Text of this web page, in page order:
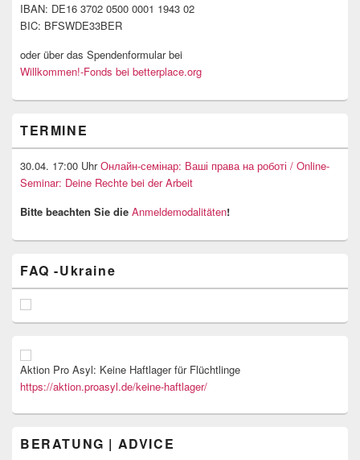
IBAN: DE16 3702 0500 0001 1943 02
BIC: BFSWDE33BER
oder über das Spendenformular bei
Willkommen!-Fonds bei betterplace.org
TERMINE
30.04. 17:00 UhrОнлайн-семінар: Ваші права на роботі / Online-
Seminar: Deine Rechte bei der Arbeit
Bitte beachten Sie die Anmeldemodalitäten!
FAQ -Ukraine
Aktion Pro Asyl: Keine Haftlager für Flüchtlinge
https://aktion.proasyl.de/keine-haftlager/
BERATUNG | ADVICE